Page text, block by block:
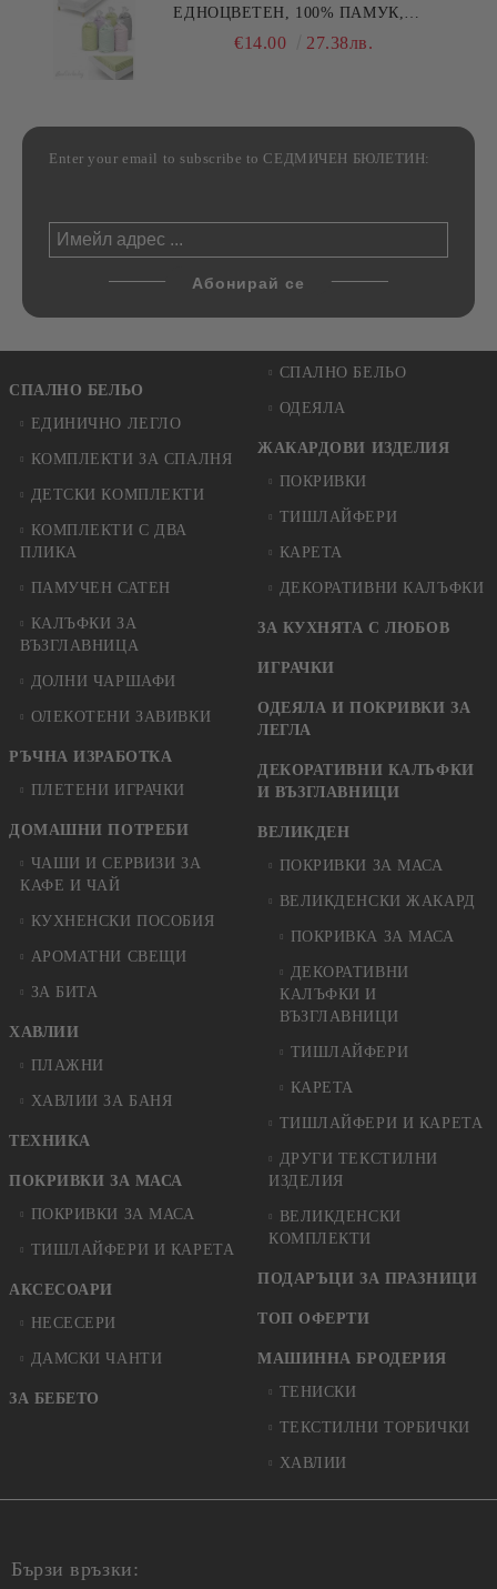
ЕДНОЦВЕТЕН, 100% ПАМУК,
РАЗЛИЧНИ РАЗМЕРИ
€14.00 27.38лв.
Enter your email to subscribe to СЕДМИЧЕН БЮЛЕТИН:
СПАЛНО БЕЛЬО
ЕДИНИЧНО ЛЕГЛО
КОМПЛЕКТИ ЗА СПАЛНЯ
ДЕТСКИ КОМПЛЕКТИ
КОМПЛЕКТИ С ДВА
ПЛИКА
ПАМУЧЕН САТЕН
КАЛЪФКИ ЗА
ВЪЗГЛАВНИЦА
ДОЛНИ ЧАРШАФИ
ОЛЕКОТЕНИ ЗАВИВКИ
РЪЧНА ИЗРАБОТКА
ПЛЕТЕНИ ИГРАЧКИ
ДОМАШНИ ПОТРЕБИ
ЧАШИ И СЕРВИЗИ ЗА
КАФЕ И ЧАЙ
КУХНЕНСКИ ПОСОБИЯ
АРОМАТНИ СВЕЩИ
ЗА БИТА
ХАВЛИИ
ПЛАЖНИ
ХАВЛИИ ЗА БАНЯ
ТЕХНИКА
ПОКРИВКИ ЗА МАСА
ПОКРИВКИ ЗА МАСА
ТИШЛАЙФЕРИ И КАРЕТА
АКСЕСОАРИ
НЕСЕСЕРИ
ДАМСКИ ЧАНТИ
ЗА БЕБЕТО
СПАЛНО БЕЛЬО
ОДЕЯЛА
ЖАКАРДОВИ ИЗДЕЛИЯ
ПОКРИВКИ
ТИШЛАЙФЕРИ
КАРЕТА
ДЕКОРАТИВНИ КАЛЪФКИ
ЗА КУХНЯТА С ЛЮБОВ
ИГРАЧКИ
ОДЕЯЛА И ПОКРИВКИ ЗА
ЛЕГЛА
ДЕКОРАТИВНИ КАЛЪФКИ
И ВЪЗГЛАВНИЦИ
ВЕЛИКДЕН
ПОКРИВКИ ЗА МАСА
ВЕЛИКДЕНСКИ ЖАКАРД
ПОКРИВКА ЗА МАСА
ДЕКОРАТИВНИ
КАЛЪФКИ И
ВЪЗГЛАВНИЦИ
ТИШЛАЙФЕРИ
КАРЕТА
ТИШЛАЙФЕРИ И КАРЕТА
ДРУГИ ТЕКСТИЛНИ
ИЗДЕЛИЯ
ВЕЛИКДЕНСКИ
КОМПЛЕКТИ
ПОДАРЪЦИ ЗА ПРАЗНИЦИ
ТОП ОФЕРТИ
МАШИННА БРОДЕРИЯ
ТЕНИСКИ
ТЕКСТИЛНИ ТОРБИЧКИ
ХАВЛИИ
Бързи връзки: